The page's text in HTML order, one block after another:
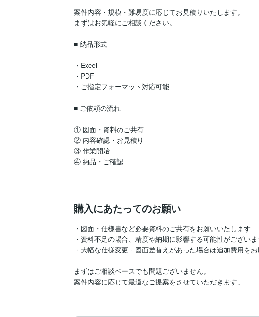
案件内容・規模・難易度に応じてお見積りいたします。
まずはお気軽にご相談ください。
■ 納品形式
・Excel
・PDF
・ご指定フォーマット対応可能
■ ご依頼の流れ
① 図面・資料のご共有
② 内容確認・お見積り
③ 作業開始
④ 納品・ご確認
購入にあたってのお願い
・図面・仕様書など必要資料のご共有をお願いいたします
・資料不足の場合、精度や納期に影響する可能性がございま
・大幅な仕様変更・図面差替えがあった場合は追加費用を
まずはご相談ベースでも問題ございません。
案件内容に応じて最適なご提案をさせていただきます。